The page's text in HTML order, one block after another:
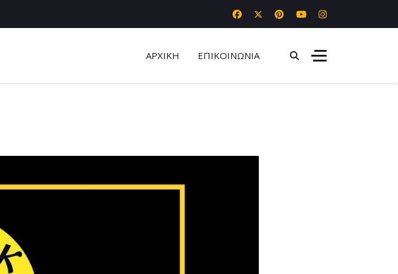
ΑΡΧΙΚΗ ΕΠΙΚΟΙΝΩΝΙΑ